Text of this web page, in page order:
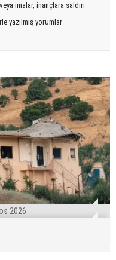
imalar, inançlara saldırı
yazılmış yorumlar
2026